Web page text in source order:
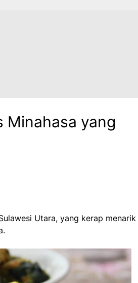
Minahasa yang
Utara, yang kerap menarik